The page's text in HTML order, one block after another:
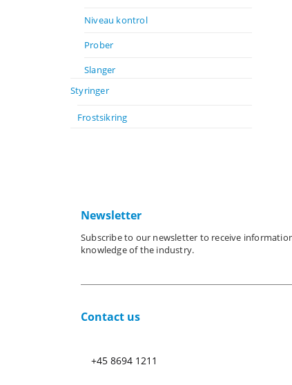
Niveau kontrol
Prober
Slanger
Styringer
Frostsikring
Newsletter
Subscribe to our newsletter to receive
knowledge of the industry.
Contact us
+45 8694 1211